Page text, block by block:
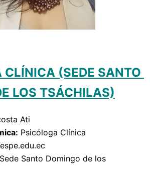
CLÍNICA (SEDE SANTO
LOS TSÁCHILAS)
Ati
Psicóloga Clínica
Santo Domingo de los